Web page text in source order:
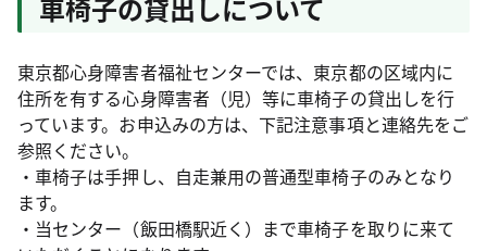
車椅子の貸出しについて
東京都心身障害者福祉センターでは、東京都の区域内に
住所を有する心身障害者（児）等に車椅子の貸出しを行
っています。お申込みの方は、下記注意事項と連絡先をご
参照ください。
・車椅子は手押し、自走兼用の普通型車椅子のみとなり
ます。
・当センター（飯田橋駅近く）まで車椅子を取りに来て